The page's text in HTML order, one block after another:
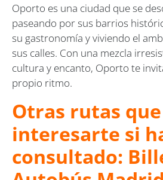
Oporto es una ciudad que se
paseando por sus barrios
su gastronomía y viviendo el
sus calles. Con una mezcla
cultura y encanto, Oporto te
propio ritmo.
Otras rutas
interesarte si
consultado: